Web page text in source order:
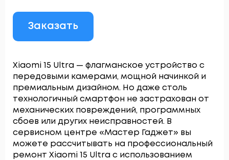
Заказать
Xiaomi 15 Ultra — флагманское устройство с
передовыми камерами, мощной начинкой и
премиальным дизайном. Но даже столь
технологичный смартфон не застрахован от
механических повреждений, программных
сбоев или других неисправностей. В
сервисном центре «Мастер Гаджет» вы
можете рассчитывать на профессиональный
ремонт Xiaomi 15 Ultra с использованием